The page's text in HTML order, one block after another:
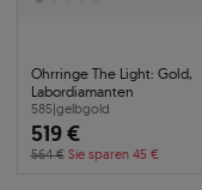
Ohrringe The Light: Gold,
Labordiamanten
585|gelbgold
519 €
564 € Sie sparen 45 €